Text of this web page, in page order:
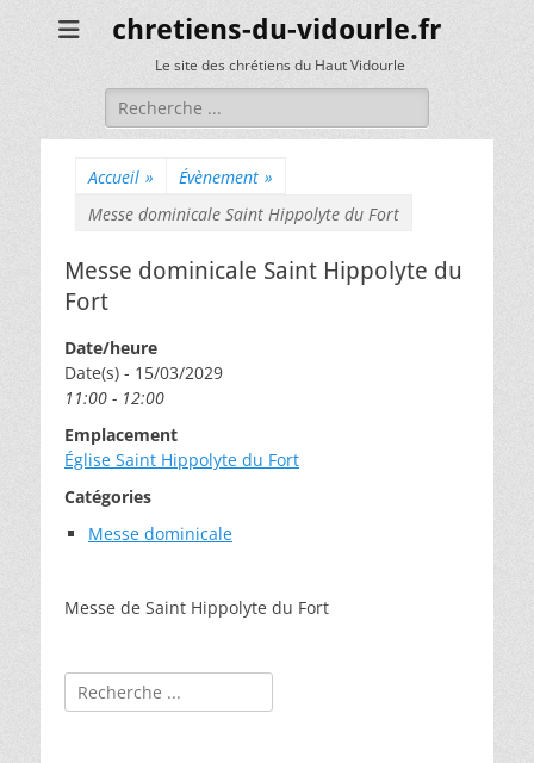
chretiens-du-vidourle.fr
Le site des chrétiens du Haut Vidourle
Rechercher :
Accueil » Évènement »
Messe dominicale Saint Hippolyte du Fort
Messe dominicale Saint Hippolyte du
Fort
Date/heure
Date(s) - 15/03/2029
11:00 - 12:00
Emplacement
Église Saint Hippolyte du Fort
Catégories
Messe dominicale
Messe de Saint Hippolyte du Fort
Rechercher :